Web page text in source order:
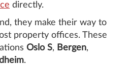
directly.
they make their way to
property offices. These
Oslo S, Bergen,
.